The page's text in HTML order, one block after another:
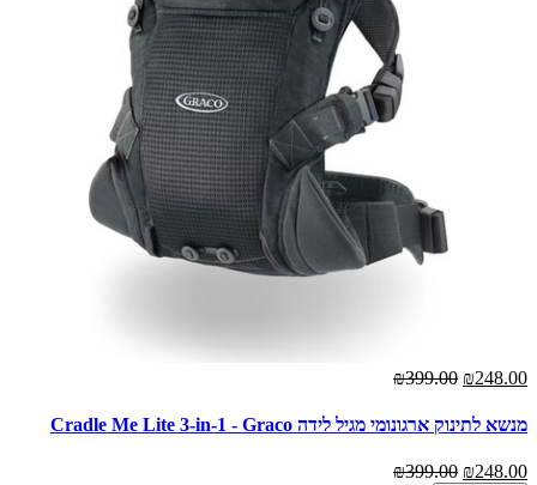
₪248.00
₪399.00
מנשא לתינוק ארגונומי מגיל לידה Cradle Me Lite 3-in-1 - Graco
₪248.00
₪399.00